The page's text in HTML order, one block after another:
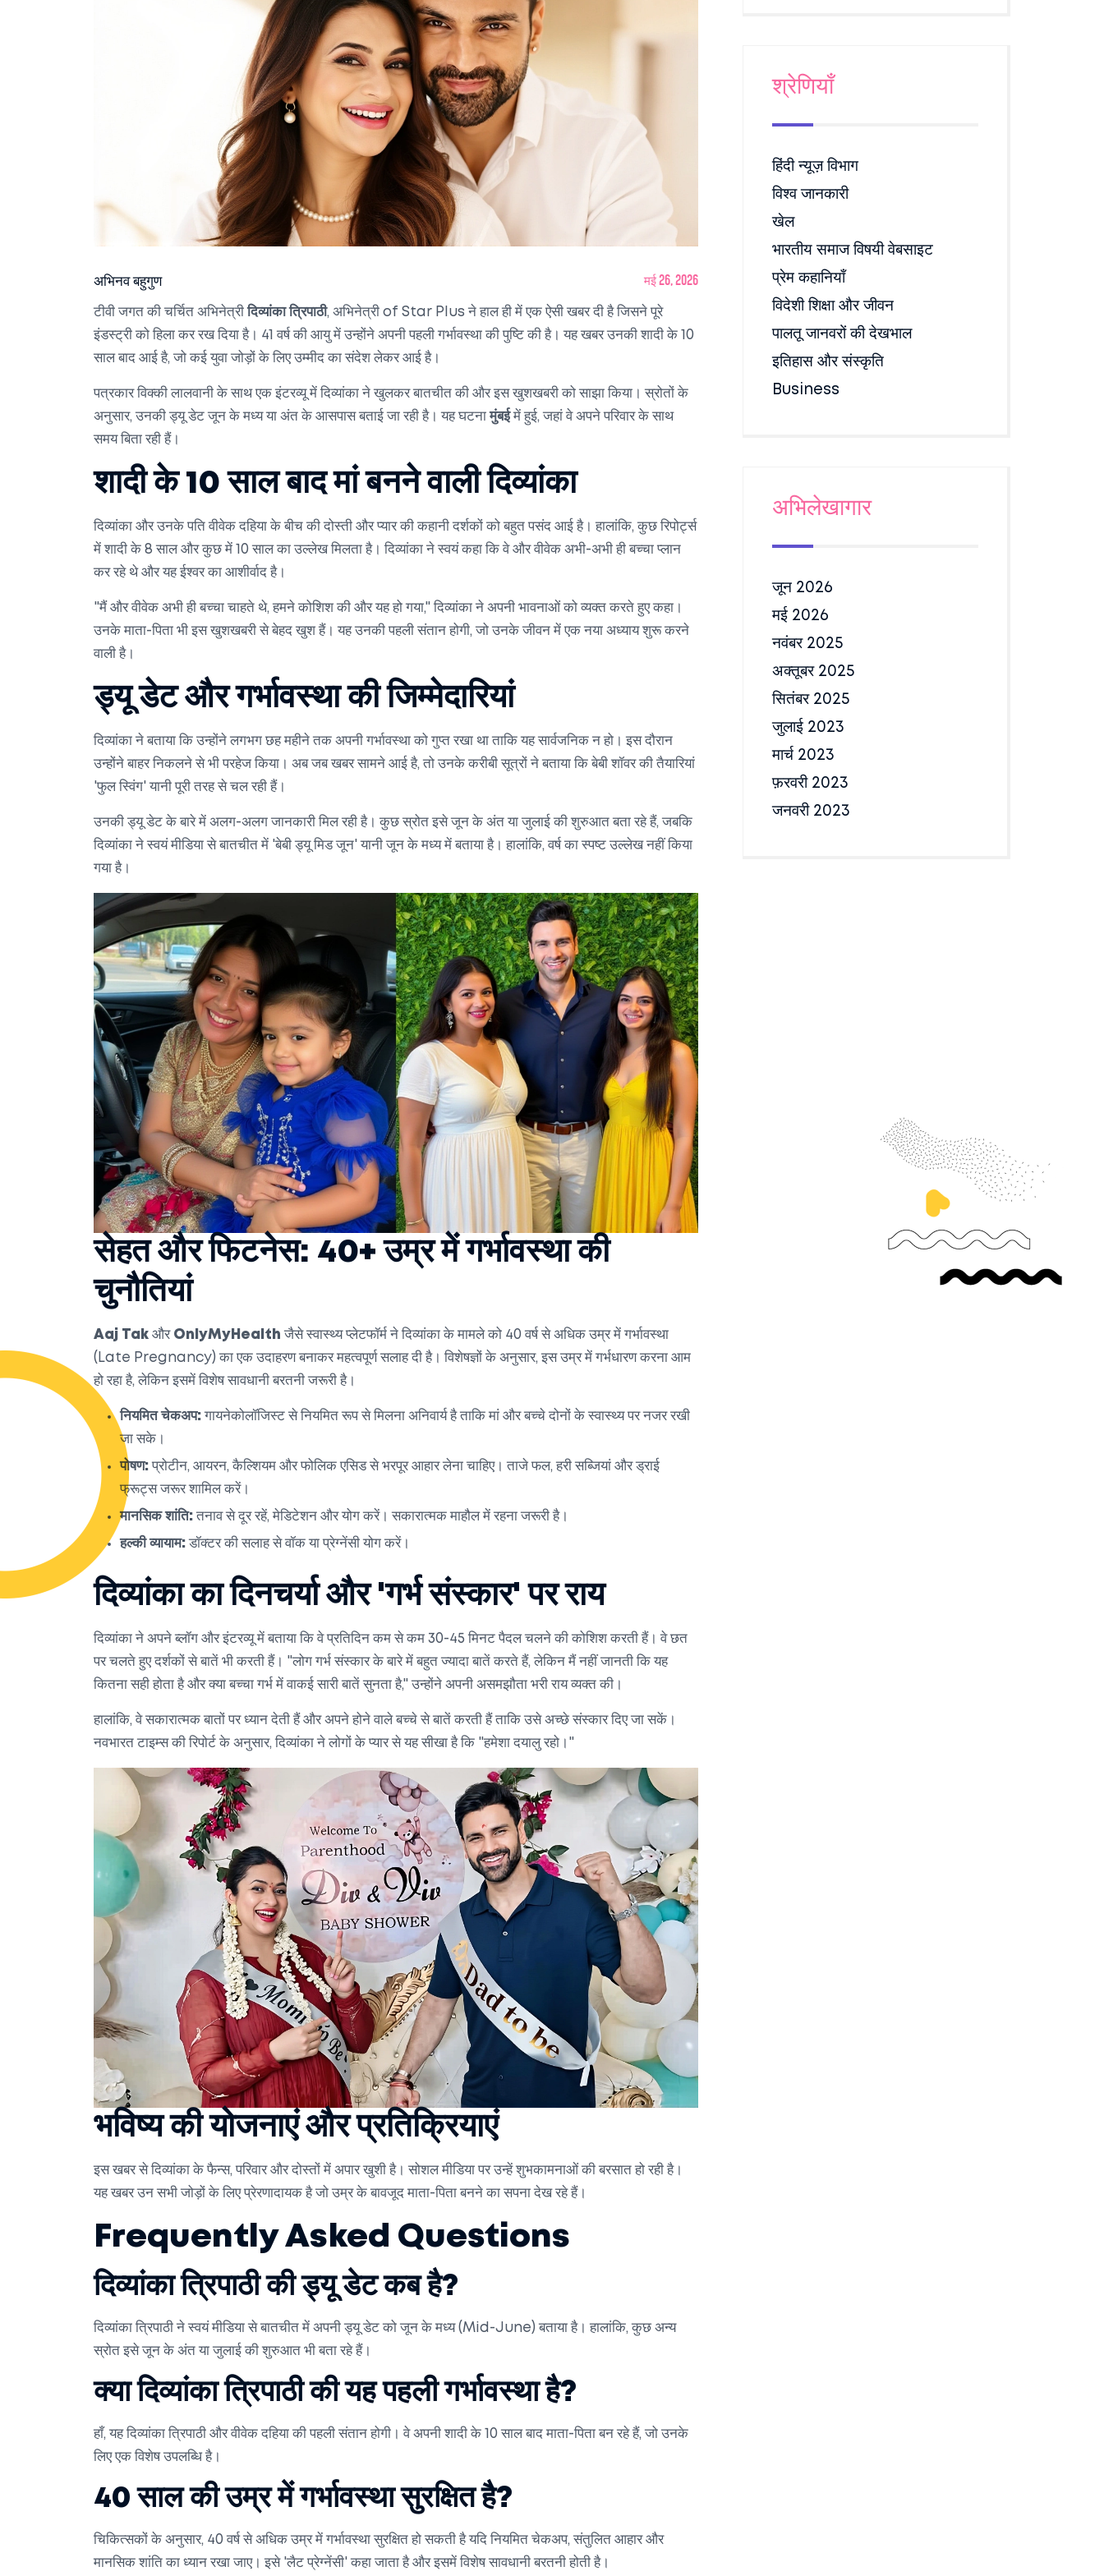
अभिनव बहुगुण मई 26, 2026
टीवी जगत की चर्चित अभिनेत्रीदिव्यांका त्रिपाठी, अभिनेत्री of Star Plus ने हाल ही में एक ऐसी खबर दी है जिसने पूरे
इंडस्ट्री को हिला कर रख दिया है। 41 वर्ष की आयु में उन्होंने अपनी पहली गर्भावस्था की पुष्टि की है। यह खबर उनकी शादी के 10
साल बाद आई है, जो कई युवा जोड़ों के लिए उम्मीद का संदेश लेकर आई है।
पत्रकारविक्की लालवानी के साथ एक इंटरव्यू में दिव्यांका ने खुलकर बातचीत की और इस खुशखबरी को साझा किया। स्रोतों के
अनुसार, उनकी ड्यू डेट जून के मध्य या अंत के आसपास बताई जा रही है। यह घटनामुंबईमें हुई, जहां वे अपने परिवार के साथ
समय बिता रही हैं।
शादी के 10 साल बाद मां बनने वाली दिव्यांका
दिव्यांका और उनके पतिवीवेक दहिया के बीच की दोस्ती और प्यार की कहानी दर्शकों को बहुत पसंद आई है। हालांकि, कुछ रिपोर्ट्स
में शादी के 8 साल और कुछ में 10 साल का उल्लेख मिलता है। दिव्यांका ने स्वयं कहा कि वे और वीवेक अभी-अभी ही बच्चा प्लान
कर रहे थे और यह ईश्वर का आशीर्वाद है।
"मैं और वीवेक अभी ही बच्चा चाहते थे, हमने कोशिश की और यह हो गया," दिव्यांका ने अपनी भावनाओं को व्यक्त करते हुए कहा।
उनके माता-पिता भी इस खुशखबरी से बेहद खुश हैं। यह उनकी पहली संतान होगी, जो उनके जीवन में एक नया अध्याय शुरू करने
वाली है।
ड्यू डेट और गर्भावस्था की जिम्मेदारियां
दिव्यांका ने बताया कि उन्होंने लगभग छह महीने तक अपनी गर्भावस्था को गुप्त रखा था ताकि यह सार्वजनिक न हो। इस दौरान
उन्होंने बाहर निकलने से भी परहेज किया। अब जब खबर सामने आई है, तो उनके करीबी सूत्रों ने बताया कि बेबी शॉवर की तैयारियां
'फुल स्विंग' यानी पूरी तरह से चल रही हैं।
उनकी ड्यू डेट के बारे में अलग-अलग जानकारी मिल रही है। कुछ स्रोत इसे जून के अंत या जुलाई की शुरुआत बता रहे हैं, जबकि
दिव्यांका ने स्वयं मीडिया से बातचीत में 'बेबी ड्यू मिड जून' यानी जून के मध्य में बताया है। हालांकि, वर्ष का स्पष्ट उल्लेख नहीं किया
गया है।
सेहत और फिटनेस: 40+ उम्र में गर्भावस्था की
चुनौतियां
Aaj Tak और OnlyMyHealth जैसे स्वास्थ्य प्लेटफॉर्म ने दिव्यांका के मामले को 40 वर्ष से अधिक उम्र में गर्भावस्था
(Late Pregnancy) का एक उदाहरण बनाकर महत्वपूर्ण सलाह दी है। विशेषज्ञों के अनुसार, इस उम्र में गर्भधारण करना आम
हो रहा है, लेकिन इसमें विशेष सावधानी बरतनी जरूरी है।
नियमित चेकअप: गायनेकोलॉजिस्ट से नियमित रूप से मिलना अनिवार्य है ताकि मां और बच्चे दोनों के स्वास्थ्य पर नजर रखी
जा सके।
पोषण: प्रोटीन, आयरन, कैल्शियम और फोलिक एसिड से भरपूर आहार लेना चाहिए। ताजे फल, हरी सब्जियां और ड्राई
फ्रूट्स जरूर शामिल करें।
मानसिक शांति: तनाव से दूर रहें, मेडिटेशन और योग करें। सकारात्मक माहौल में रहना जरूरी है।
हल्की व्यायाम: डॉक्टर की सलाह से वॉक या प्रेग्नेंसी योग करें।
दिव्यांका का दिनचर्या और 'गर्भ संस्कार' पर राय
दिव्यांका ने अपने ब्लॉग और इंटरव्यू में बताया कि वे प्रतिदिन कम से कम 30-45 मिनट पैदल चलने की कोशिश करती हैं। वे छत
पर चलते हुए दर्शकों से बातें भी करती हैं। "लोग गर्भ संस्कार के बारे में बहुत ज्यादा बातें करते हैं, लेकिन मैं नहीं जानती कि यह
कितना सही होता है और क्या बच्चा गर्भ में वाकई सारी बातें सुनता है," उन्होंने अपनी असमझौता भरी राय व्यक्त की।
हालांकि, वे सकारात्मक बातों पर ध्यान देती हैं और अपने होने वाले बच्चे से बातें करती हैं ताकि उसे अच्छे संस्कार दिए जा सकें।
नवभारत टाइम्स की रिपोर्ट के अनुसार, दिव्यांका ने लोगों के प्यार से यह सीखा है कि "हमेशा दयालु रहो।"
भविष्य की योजनाएं और प्रतिक्रियाएं
इस खबर से दिव्यांका के फैन्स, परिवार और दोस्तों में अपार खुशी है। सोशल मीडिया पर उन्हें शुभकामनाओं की बरसात हो रही है।
यह खबर उन सभी जोड़ों के लिए प्रेरणादायक है जो उम्र के बावजूद माता-पिता बनने का सपना देख रहे हैं।
Frequently Asked Questions
दिव्यांका त्रिपाठी की ड्यू डेट कब है?
दिव्यांका त्रिपाठी ने स्वयं मीडिया से बातचीत में अपनी ड्यू डेट को जून के मध्य (Mid-June) बताया है। हालांकि, कुछ अन्य
स्रोत इसे जून के अंत या जुलाई की शुरुआत भी बता रहे हैं।
क्या दिव्यांका त्रिपाठी की यह पहली गर्भावस्था है?
हाँ, यह दिव्यांका त्रिपाठी और वीवेक दहिया की पहली संतान होगी। वे अपनी शादी के 10 साल बाद माता-पिता बन रहे हैं, जो उनके
लिए एक विशेष उपलब्धि है।
40 साल की उम्र में गर्भावस्था सुरक्षित है?
चिकित्सकों के अनुसार, 40 वर्ष से अधिक उम्र में गर्भावस्था सुरक्षित हो सकती है यदि नियमित चेकअप, संतुलित आहार और
मानसिक शांति का ध्यान रखा जाए। इसे 'लैट प्रेग्नेंसी' कहा जाता है और इसमें विशेष सावधानी बरतनी होती है।
श्रेणियाँ
हिंदी न्यूज़ विभाग
विश्व जानकारी
खेल
भारतीय समाज विषयी वेबसाइट
प्रेम कहानियाँ
विदेशी शिक्षा और जीवन
पालतू जानवरों की देखभाल
इतिहास और संस्कृति
Business
अभिलेखागार
जून 2026
मई 2026
नवंबर 2025
अक्तूबर 2025
सितंबर 2025
जुलाई 2023
मार्च 2023
फ़रवरी 2023
जनवरी 2023